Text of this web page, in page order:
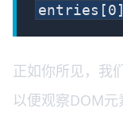
entries[0]
正如你所见，我
以便观察DOM元